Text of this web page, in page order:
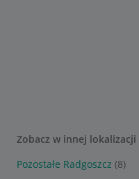
Zobacz w innej lokalizacji
Pozostałe Radgoszcz (8)